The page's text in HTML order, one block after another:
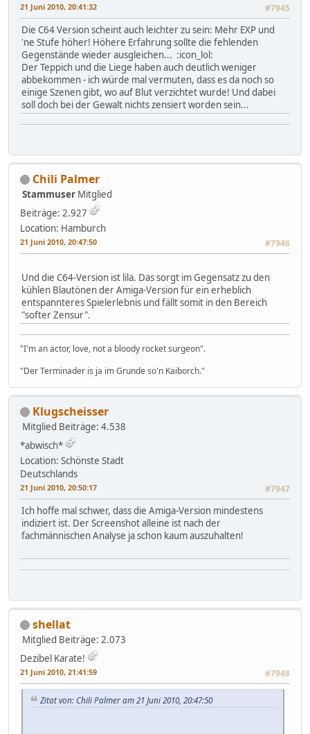
21 Juni 2010, 20:41:32 #7945
Die C64 Version scheint auch leichter zu sein: Mehr EXP und
'ne Stufe höher! Höhere Erfahrung sollte die fehlenden
Gegenstände wieder ausgleichen... :icon_lol:
Der Teppich und die Liege haben auch deutlich weniger
abbekommen - ich würde mal vermuten, dass es da noch so
einige Szenen gibt, wo auf Blut verzichtet wurde! Und dabei
soll doch bei der Gewalt nichts zensiert worden sein...
Chili Palmer
Stammuser Mitglied
Beiträge: 2.927
Location: Hamburch
21 Juni 2010, 20:47:50 #7946
Und die C64-Version ist lila. Das sorgt im Gegensatz zu den
kühlen Blautönen der Amiga-Version für ein erheblich
entspannteres Spielerlebnis und fällt somit in den Bereich
"softer Zensur".
"I'm an actor, love, not a bloody rocket surgeon".
"Der Terminader is ja im Grunde so'n Kaiborch."
Klugscheisser
Mitglied Beiträge: 4.538
*abwisch*
Location: Schönste Stadt
Deutschlands
21 Juni 2010, 20:50:17 #7947
Ich hoffe mal schwer, dass die Amiga-Version mindestens
indiziert ist. Der Screenshot alleine ist nach der
fachmännischen Analyse ja schon kaum auszuhalten!
shellat
Mitglied Beiträge: 2.073
Dezibel Karate!
21 Juni 2010, 21:41:59 #7948
Zitat von: Chili Palmer am 21 Juni 2010, 20:47:50